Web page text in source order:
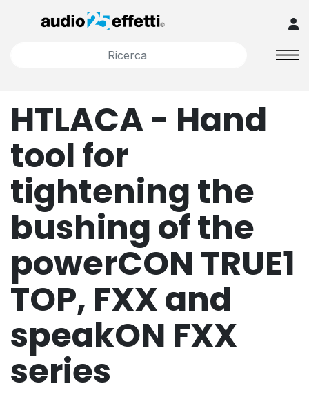
HTLACA - Hand
tool for
tightening the
bushing of the
powerCON TRUE1
TOP, FXX and
speakON FXX
series